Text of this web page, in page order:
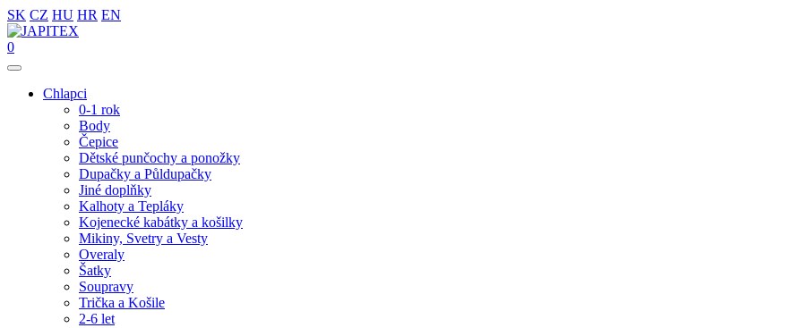
SK CZ HU HR EN
0
Chlapci
0-1 rok
Body
Čepice
Dětské punčochy a ponožky
Dupačky a Půldupačky
Jiné doplňky
Kalhoty a Tepláky
Kojenecké kabátky a košilky
Mikiny, Svetry a Vesty
Overaly
Šatky
Soupravy
Trička a Košile
2-6 let